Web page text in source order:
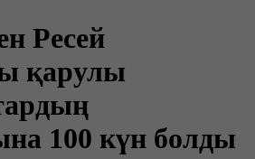
Ресей
қарулы
100 күн болды